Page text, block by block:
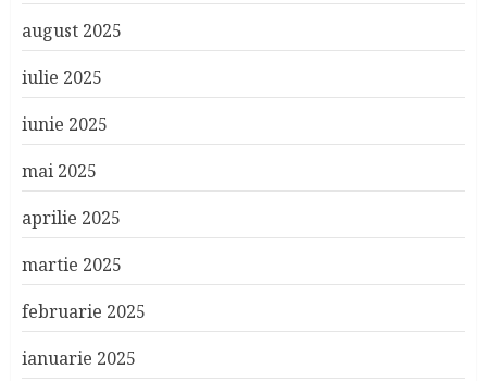
august 2025
iulie 2025
iunie 2025
mai 2025
aprilie 2025
martie 2025
februarie 2025
ianuarie 2025